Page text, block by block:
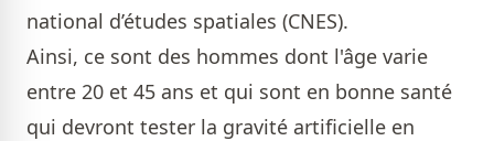
national d’études spatiales (CNES).
Ainsi, ce sont des hommes dont l'âge varie
entre 20 et 45 ans et qui sont en bonne santé
qui devront tester la gravité artificielle en